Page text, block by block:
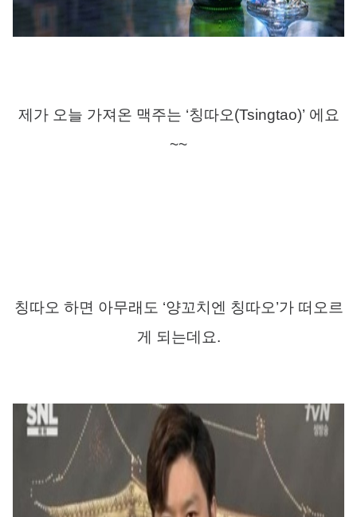
제가 오늘 가져온 맥주는 ‘칭따오(Tsingtao)’ 에요
~~
칭따오 하면 아무래도 ‘양꼬치엔 칭따오’가 떠오르
게 되는데요.